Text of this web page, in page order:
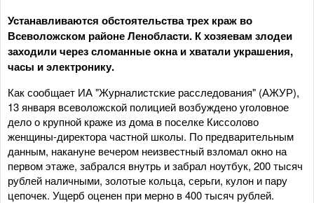
Устанавливаются обстоятельства трех краж во
Всеволожском районе Ленобласти. К хозяевам злодеи
заходили через сломанные окна и хватали украшения,
часы и электронику.
Как сообщает ИА "Журналистские расследования" (АЖУР),
13 января всеволожской полицией возбуждено уголовное
дело о крупной краже из дома в поселке Киссолово
женщины-директора частной школы. По предварительным
данным, накануне вечером неизвестный взломал окно на
первом этаже, забрался внутрь и забрал ноутбук, 200 тысяч
рублей наличными, золотые кольца, серьги, кулон и пару
цепочек. Ущерб оценен при мерно в 400 тысяч рублей.